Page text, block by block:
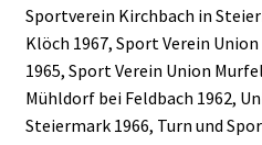
Sportverein Kirchbach in
Klöch 1967, Sport Verein
1965, Sport Verein Union
Mühldorf bei Feldbach 1962,
Steiermark 1966, Turn und